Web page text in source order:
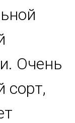
Очень
сорт,